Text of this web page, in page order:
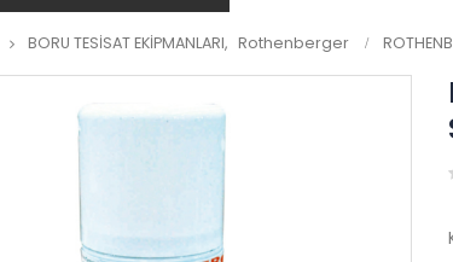
BORU TESİSAT EKİPMANLARI, Rothenberger